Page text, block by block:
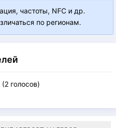
частоты, NFC и др.
по регионам.
(2 голосов)